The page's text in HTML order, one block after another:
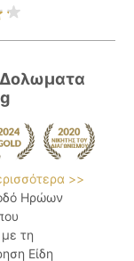
Δολωματα
>>
Ηρώων
τη
Είδη